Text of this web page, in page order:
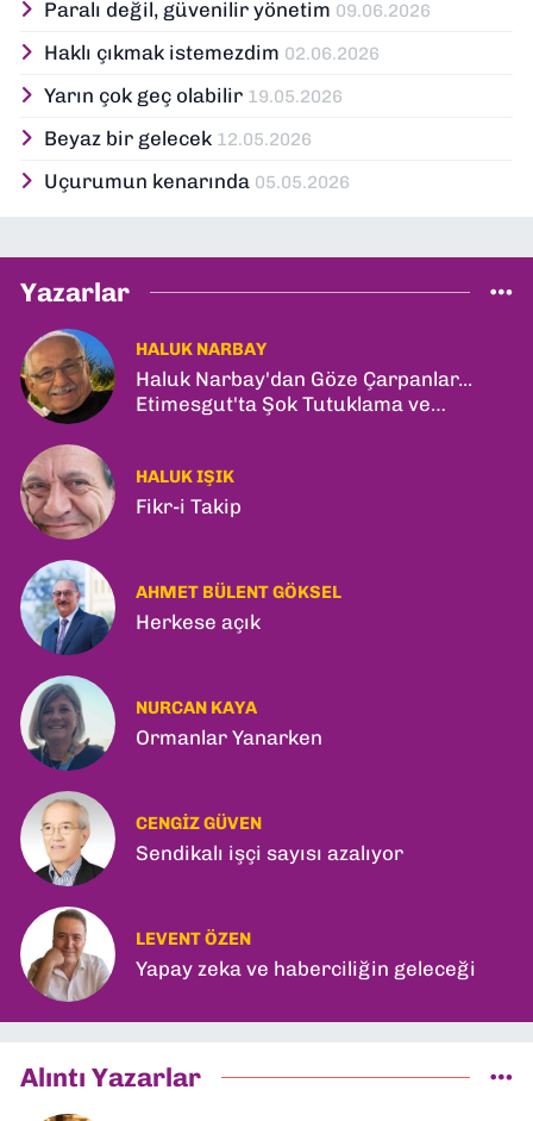
Paralı değil, güvenilir yönetim 09.06.2026
Haklı çıkmak istemezdim 02.06.2026
Yarın çok geç olabilir 19.05.2026
Beyaz bir gelecek 12.05.2026
Uçurumun kenarında 05.05.2026
Yazarlar
HALUK NARBAY
Haluk Narbay'dan Göze Çarpanlar...
Etimesgut'ta Şok Tutuklama ve
HALUK IŞIK
Fikr-i Takip
AHMET BÜLENT GÖKSEL
Herkese açık
NURCAN KAYA
Ormanlar Yanarken
CENGIZ GÜVEN
Sendikalı işçi sayısı azalıyor
LEVENT ÖZEN
Yapay zeka ve haberciliğin geleceği
Alıntı Yazarlar